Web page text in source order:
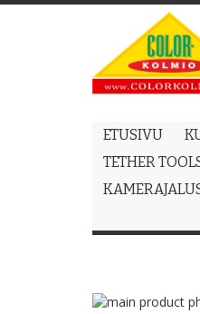
Content
ETUSIVU
TETHER
Skip